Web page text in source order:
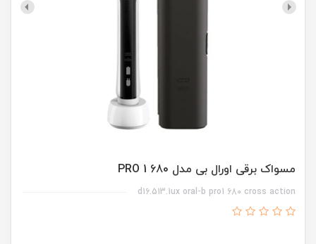
مسواک برقی اورال بی مدل PRO 1 680
d16.513.1ux oral-b pro1 680 cross action